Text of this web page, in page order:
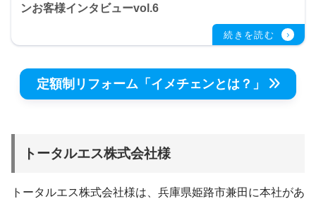
ンお客様インタビューvol.6
定額制リフォーム「イメチェンとは？」
トータルエス株式会社様
トータルエス株式会社様は、兵庫県姫路市兼田に本社があ